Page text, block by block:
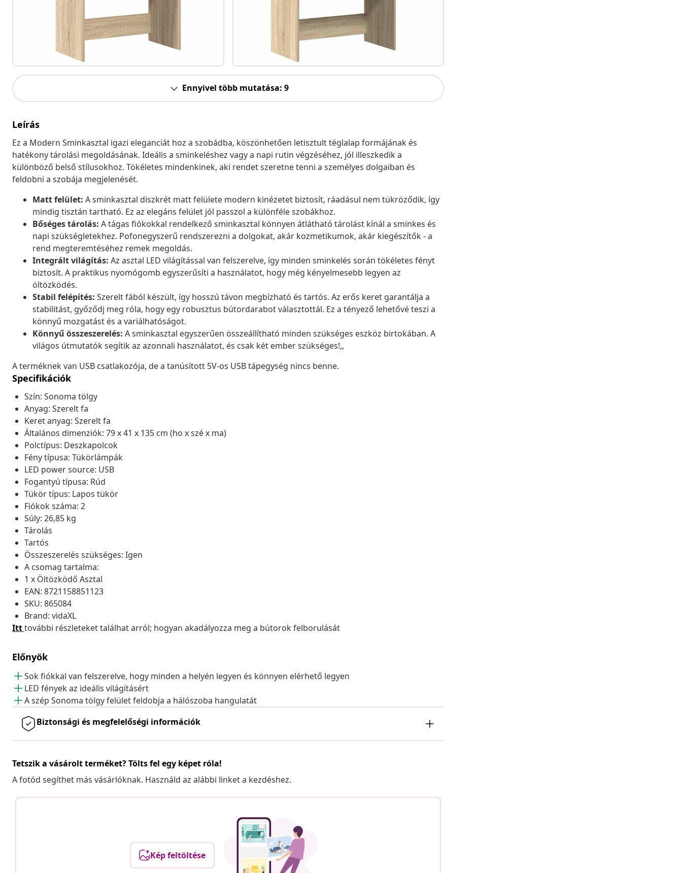
Ennyivel több mutatása: 9
Leírás
Ez a Modern Sminkasztal igazi eleganciát hoz a szobádba, köszönhetően letisztult téglalap formájának és
hatékony tárolási megoldásának. Ideális a sminkeléshez vagy a napi rutin végzéséhez, jól illeszkedik a
különböző belső stílusokhoz. Tökéletes mindenkinek, aki rendet szeretne tenni a személyes dolgaiban és
feldobni a szobája megjelenését.
Matt felület: A sminkasztal diszkrét matt felülete modern kinézetet biztosít, ráadásul nem tükröződik, így
mindig tisztán tartható. Ez az elegáns felület jól passzol a különféle szobákhoz.
Bőséges tárolás: A tágas fiókokkal rendelkező sminkasztal könnyen átlátható tárolást kínál a sminkes és
napi szükségletekhez. Pofonegyszerű rendszerezni a dolgokat, akár kozmetikumok, akár kiegészítők - a
rend megteremtéséhez remek megoldás.
Integrált világítás: Az asztal LED világítással van felszerelve, így minden sminkelés során tökéletes fényt
biztosít. A praktikus nyomógomb egyszerűsíti a használatot, hogy még kényelmesebb legyen az
öltözködés.
Stabil felépítés: Szerelt fából készült, így hosszú távon megbízható és tartós. Az erős keret garantálja a
stabilitást, győződj meg róla, hogy egy robusztus bútordarabot választottál. Ez a tényező lehetővé teszi a
könnyű mozgatást és a variálhatóságot.
Könnyű összeszerelés: A sminkasztal egyszerűen összeállítható minden szükséges eszköz birtokában. A
világos útmutatók segítik az azonnali használatot, és csak két ember szükséges!,,
A terméknek van USB csatlakozója, de a tanúsított 5V-os USB tápegység nincs benne.
Specifikációk
Szín: Sonoma tölgy
Anyag: Szerelt fa
Keret anyag: Szerelt fa
Általános dimenziók: 79 x 41 x 135 cm (ho x szé x ma)
Polctípus: Deszkapolcok
Fény típusa: Tükörlámpák
LED power source: USB
Fogantyú típusa: Rúd
Tükör típus: Lapos tükör
Fiókok száma: 2
Súly: 26,85 kg
Tárolás
Tartós
Összeszerelés szükséges: Igen
A csomag tartalma:
1 x Öltözködő Asztal
EAN: 8721158851123
SKU: 865084
Brand: vidaXL
Itttovábbi részleteket találhat arról; hogyan akadályozza meg a bútorok felborulását
Előnyök
Sok fiókkal van felszerelve, hogy minden a helyén legyen és könnyen elérhető legyen
LED fények az ideális világításért
A szép Sonoma tölgy felület feldobja a hálószoba hangulatát
Biztonsági és megfelelőségi információk
Tetszik a vásárolt terméket? Tölts fel egy képet róla!
A fotód segíthet más vásárlóknak. Használd az alábbi linket a kezdéshez.
Kép feltöltése